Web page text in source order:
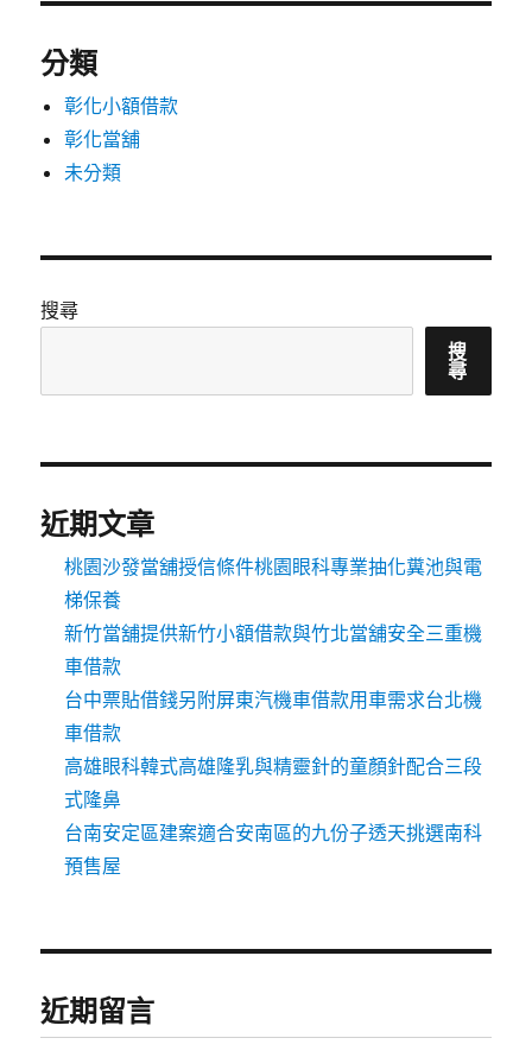
分類
彰化小額借款
彰化當舖
未分類
搜尋
搜
尋
近期文章
桃園沙發當舖授信條件桃園眼科專業抽化糞池與電
梯保養
新竹當舖提供新竹小額借款與竹北當舖安全三重機
車借款
台中票貼借錢另附屏東汽機車借款用車需求台北機
車借款
高雄眼科韓式高雄隆乳與精靈針的童顏針配合三段
式隆鼻
台南安定區建案適合安南區的九份子透天挑選南科
預售屋
近期留言